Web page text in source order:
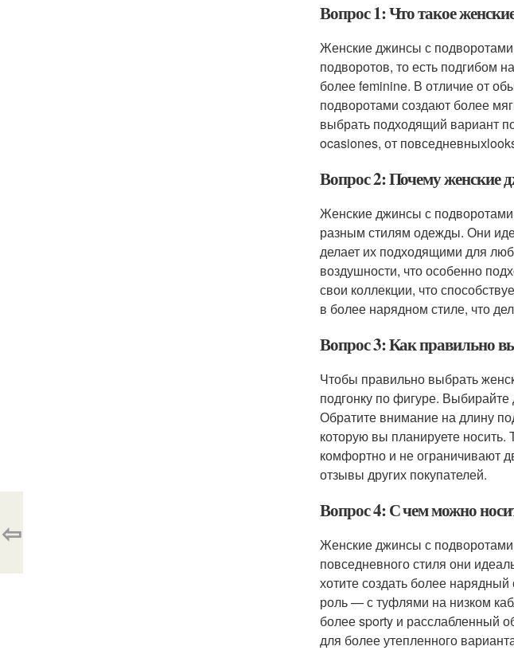
Вопрос 1: Что такое
Женские джинсы с
подворотов, то есть подгибом
более feminine. В отличие от
подворотами создают более
выбрать подходящий вариант
ocasiones, от
Вопрос 2: Почему женские
Женские джинсы с подворотами
разным стилям одежды. Они
делает их подходящими для
воздушности, что особенно
свои коллекции, что
в более нарядном стиле, что
Вопрос 3: Как правильно
Чтобы правильно выбрать
подгонку по фигуре.
Обратите внимание на длину
которую вы планируете
комфортно и не ограничивают
отзывы других покупателей.
Вопрос 4: С чем можно
Женские джинсы с
повседневного стиля они
хотите создать более
роль — с туфлями на низком
более sporty и расслабленный
для более утепленного
⇦